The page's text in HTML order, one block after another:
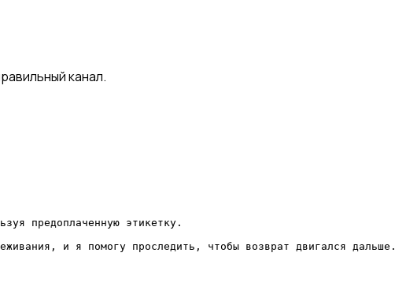
канал.
предоплаченную этикетку.
и я помогу проследить, чтобы возврат двигался дальше.